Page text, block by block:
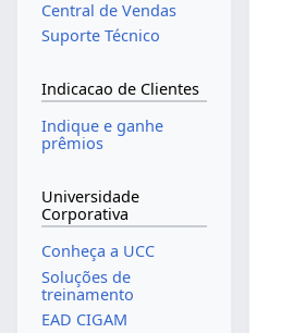
Central de Vendas
Suporte Técnico
Indicacao de Clientes
Indique e ganhe
prêmios
Universidade
Corporativa
Conheça a UCC
Soluções de
treinamento
EAD CIGAM